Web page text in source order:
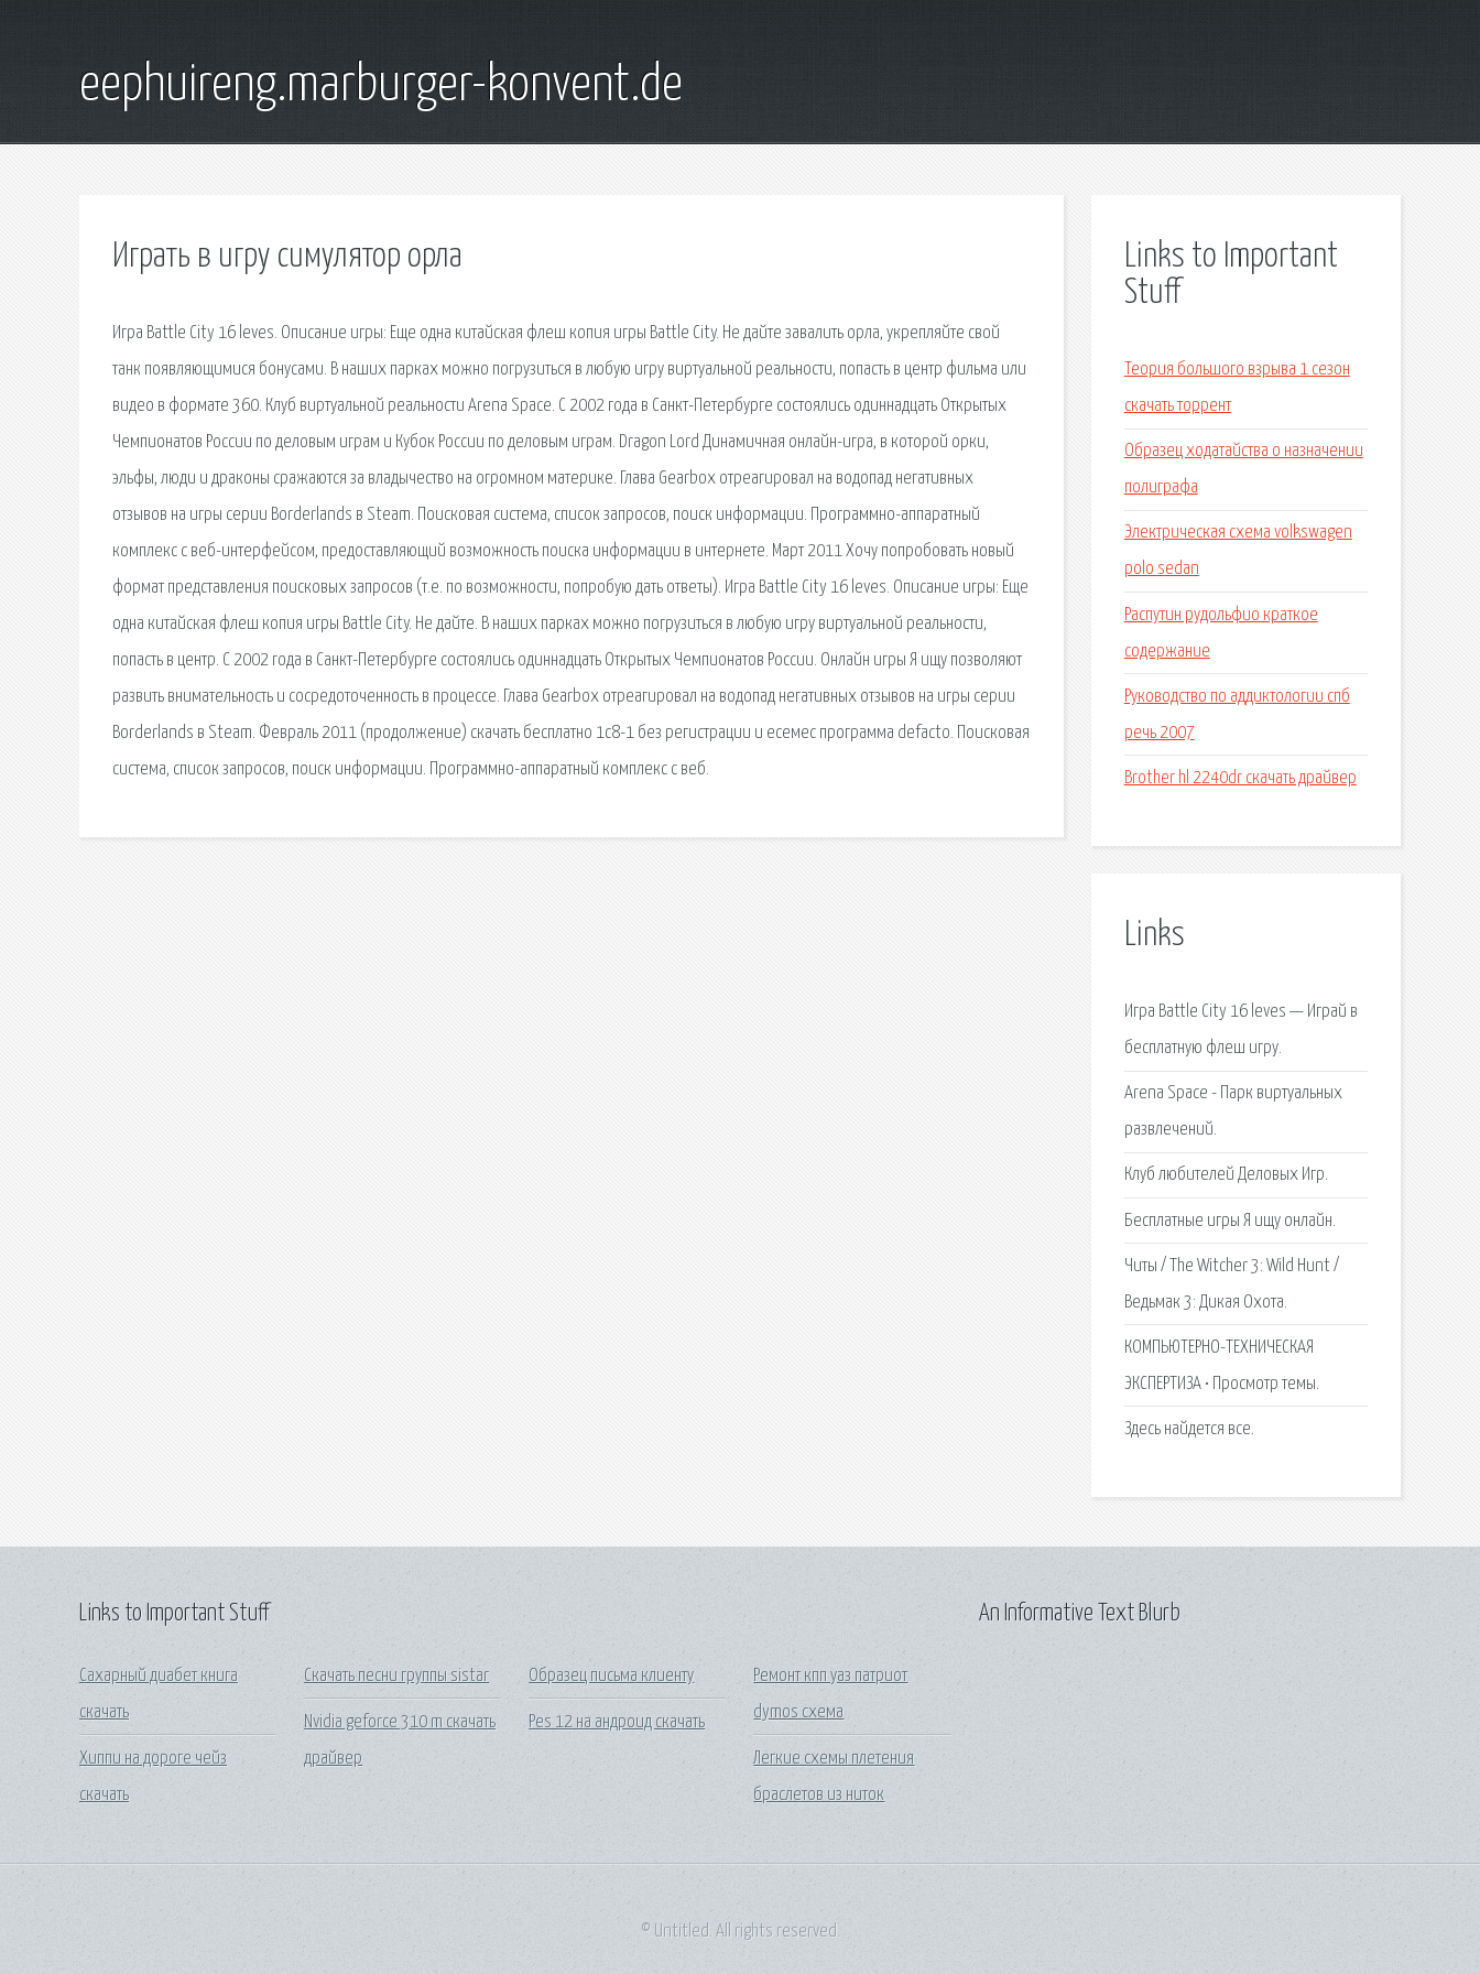
eephuireng.marburger-konvent.de
Играть в игру симулятор орла
Игра Battle City 16 leves. Описание игры: Еще одна китайская флеш копия игры Battle City. Не дайте завалить орла, укрепляйте свой
танк появляющимися бонусами. В наших парках можно погрузиться в любую игру виртуальной реальности, попасть в центр фильма или
видео в формате 360. Клуб виртуальной реальности Arena Space. С 2002 года в Санкт-Петербурге состоялись одиннадцать Открытых
Чемпионатов России по деловым играм и Кубок России по деловым играм. Dragon Lord Динамичная онлайн-игра, в которой орки,
эльфы, люди и драконы сражаются за владычество на огромном материке. Глава Gearbox отреагировал на водопад негативных
отзывов на игры серии Borderlands в Steam. Поисковая сиcтема, список запросов, поиск информации. Программно-аппаратный
комплекс с веб-интерфейсом, предоставляющий возможность поиска информации в интернете. Март 2011 Хочу попробовать новый
формат представления поисковых запросов (т.е. по возможности, попробую дать ответы). Игра Battle City 16 leves. Описание игры: Еще
одна китайская флеш копия игры Battle City. Не дайте. В наших парках можно погрузиться в любую игру виртуальной реальности,
попасть в центр. С 2002 года в Санкт-Петербурге состоялись одиннадцать Открытых Чемпионатов России. Онлайн игры Я ищу позволяют
развить внимательность и сосредоточенность в процессе. Глава Gearbox отреагировал на водопад негативных отзывов на игры серии
Borderlands в Steam. Февраль 2011 (продолжение) скачать бесплатно 1с8-1 без регистрации и есемес программа defacto. Поисковая
сиcтема, список запросов, поиск информации. Программно-аппаратный комплекс с веб.
Links to Important
Stuff
Теория большого взрыва 1 сезон
скачать торрент
Образец ходатайства о назначении
полиграфа
Электрическая схема volkswagen
polo sedan
Распутин рудольфио краткое
содержание
Руководство по аддиктологии спб
речь 2007
Brother hl 2240dr скачать драйвер
Links
Игра Battle City 16 leves — Играй в
бесплатную флеш игру.
Arena Spaсe - Парк виртуальных
развлечений.
Клуб любителей Деловых Игр.
Бесплатные игры Я ищу онлайн.
Читы / The Witcher 3: Wild Hunt /
Ведьмак 3: Дикая Охота.
КОМПЬЮТЕРНО-ТЕХНИЧЕСКАЯ
ЭКСПЕРТИЗА • Просмотр темы.
Здесь найдется все.
Links to Important Stuff
Сахарный диабет книга
скачать
Хиппи на дороге чейз
скачать
Скачать песни группы sistar
Nvidia geforce 310 m скачать
драйвер
Образец письма клиенту
Pes 12 на андроид скачать
Ремонт кпп уаз патриот
dymos схема
Легкие схемы плетения
браслетов из ниток
An Informative Text Blurb
© Untitled. All rights reserved.